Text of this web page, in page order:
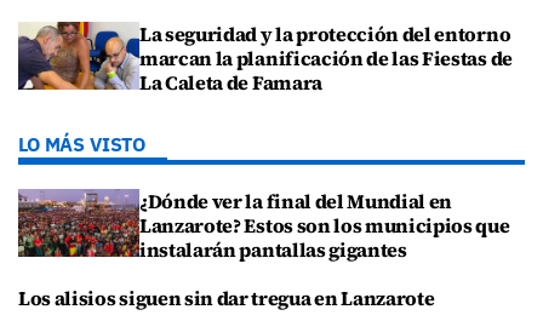
La seguridad y la protección del entorno
marcan la planificación de las Fiestas de
La Caleta de Famara
LO MÁS VISTO
¿Dónde ver la final del Mundial en
Lanzarote? Estos son los municipios que
instalarán pantallas gigantes
Los alisios siguen sin dar tregua en Lanzarote